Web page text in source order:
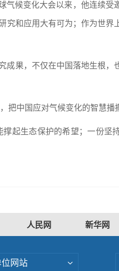
候变化大会以来，他连续受
究和应用大有可为；作为世界
成果，不仅在中国落地生根，
把中国应对气候变化的智慧播
起生态保护的希望；一份坚
人民网 新华网
网站